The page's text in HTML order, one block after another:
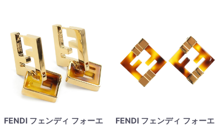
FENDI フェンディ フォーエ
FENDI フェンディ フォーエ